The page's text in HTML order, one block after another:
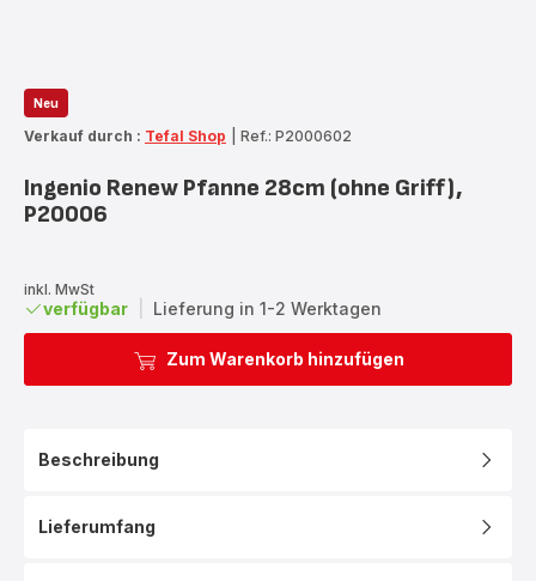
Neu
Verkauf durch : Tefal Shop Ref.: P2000602
Ingenio Renew Pfanne 28cm (ohne Griff),
P20006
inkl. MwSt
verfügbar Lieferung in 1-2 Werktagen
Zum Warenkorb hinzufügen
Beschreibung
Lieferumfang